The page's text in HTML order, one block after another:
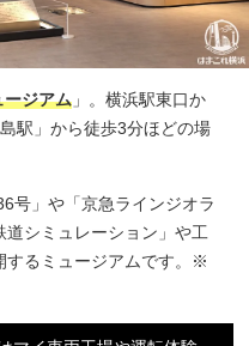
ージアム 」。横浜駅東口か
駅」から徒歩3分ほどの場
号」や「京急ラインジオラ
道シミュレーション」や工
するミュージアムです。※